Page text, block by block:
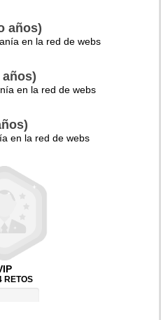
años)
en la red de webs
en la red de webs
en la red de webs
RETOS